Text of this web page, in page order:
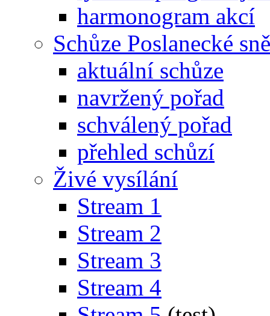
harmonogram akcí
Schůze Poslanecké
aktuální schůze
navržený pořad
schválený pořad
přehled schůzí
Živé vysílání
Stream 1
Stream 2
Stream 3
Stream 4